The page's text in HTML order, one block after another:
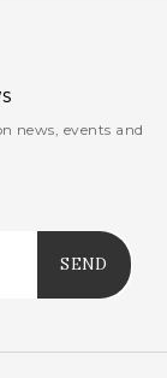
news, events and